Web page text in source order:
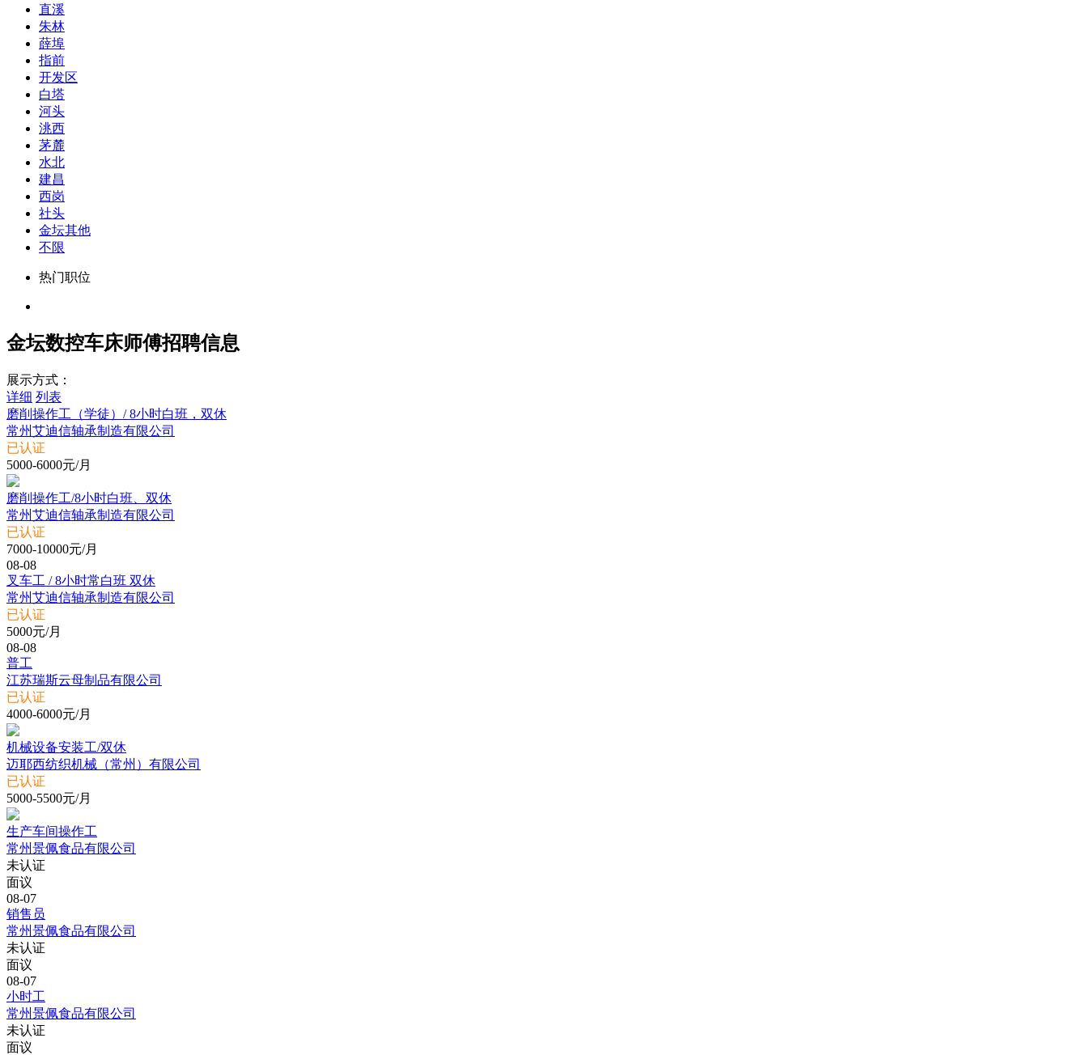
直溪
朱林
薛埠
指前
开发区
白塔
河头
洮西
茅麓
水北
建昌
西岗
社头
金坛其他
不限
热门职位
金坛数控车床师傅招聘信息
展示方式：
详细 列表
磨削操作工（学徒）/ 8小时白班，双休
常州艾迪信轴承制造有限公司
已认证
5000-6000元/月
磨削操作工/8小时白班、双休
常州艾迪信轴承制造有限公司
已认证
7000-10000元/月
08-08
叉车工 / 8小时常白班 双休
常州艾迪信轴承制造有限公司
已认证
5000元/月
08-08
普工
江苏瑞斯云母制品有限公司
已认证
4000-6000元/月
机械设备安装工/双休
迈耶西纺织机械（常州）有限公司
已认证
5000-5500元/月
生产车间操作工
常州景佩食品有限公司
未认证
面议
08-07
销售员
常州景佩食品有限公司
未认证
面议
08-07
小时工
常州景佩食品有限公司
未认证
面议